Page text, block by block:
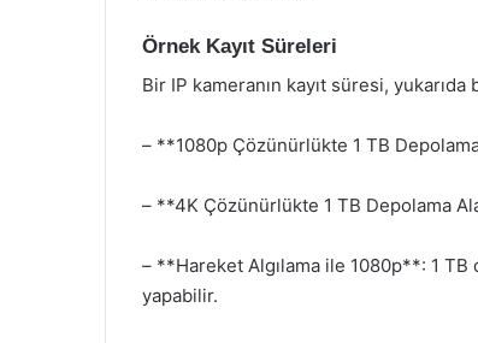
Örnek Kayıt Süreleri
Bir IP kameranın kayıt süresi,
– **1080p Çözünürlükte 1 TB
– **4K Çözünürlükte 1 TB Depolama
– **Hareket Algılama ile 1080p**: 1 TB
yapabilir.